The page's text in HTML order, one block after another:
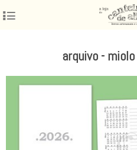
4
arquivo -